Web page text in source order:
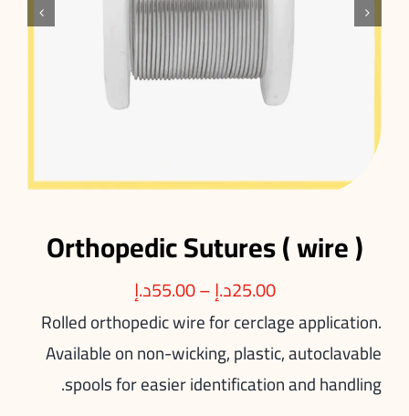
 
Orthopedic Sutures ( wire )
25.00د.إ–
55.00د.إ
Rolled orthopedic wire for cerclage application.
Available on non-wicking, plastic, autoclavable
spools for easier identification and handling.